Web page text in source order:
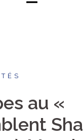
au «